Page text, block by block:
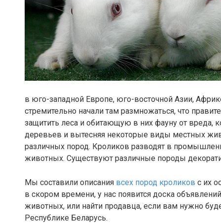
в юго-западной Европе, юго-восточной Азии,
стремительно начали там размножаться, что
защитить леса и обитающую в них фауну от вреда,
деревьев и вытесняя некоторые виды местных
различных пород. Кроликов разводят в
животных. Существуют различные породы
Мы составили описания всех пород кроликов с их
в скором времени, у нас появится доска
животных, или найти продавца, если вам нужно
Республике Беларусь.